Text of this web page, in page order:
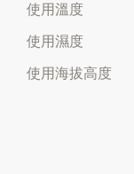
使用溫度
使用濕度
使用海拔高度